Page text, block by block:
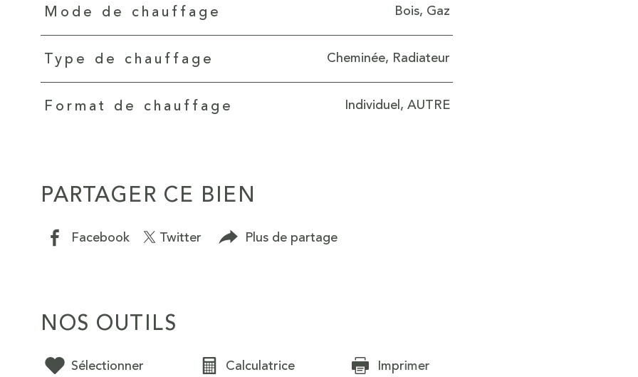
Mode de chauffage Bois, Gaz
Type de chauffage Cheminée, Radiateur
Format de chauffage Individuel, AUTRE
PARTAGER CE BIEN
Facebook Twitter Plus de partage
NOS OUTILS
Sélectionner Calculatrice Imprimer